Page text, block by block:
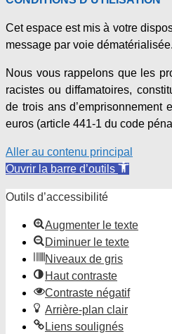
Cet espace est mis à votre
message par voie dématérialisée.
Nous vous rappelons que les
racistes ou diffamatoires,
de trois ans d’emprisonnement
euros (article 441-1 du code
Aller au contenu principal
Ouvrir la barre d’outils
Outils d’accessibilité
Augmenter le texte
Diminuer le texte
Niveaux de gris
Haut contraste
Contraste négatif
Arrière-plan clair
Liens soulignés